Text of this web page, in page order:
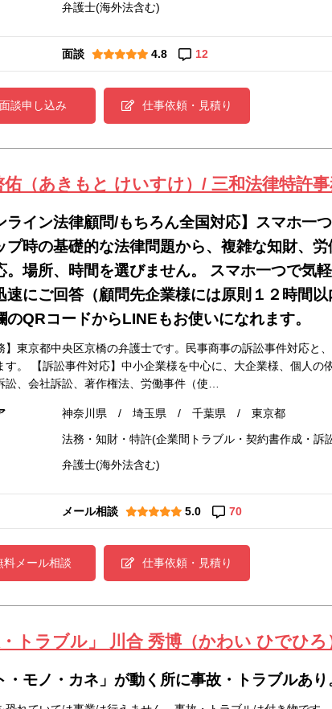
弁護士(海外法含む)
面談 4.8 12
面談申し込み 仕事依頼・見積り
佑（あきもと けいすけ）/ 三和法律特許
ライン法律顧問/もちろん全国対応】スマホ一
プ時の基礎的な法律問題から、複雑な知財、
。場所、時間を選びません。 スマホ一つで気
速にご回答（顧問先企業様には原則１２時間
のQRコードからLINEもお使いになれます。
】東京都中央区京橋の弁護士です。民事商事の訴訟事件対応と
す。 【訴訟事件対応】中小企業様を中心に、大企業様、個人の
訟、会社訴訟、著作権法、労働事件（使…
神奈川県 / 埼玉県 / 千葉県 / 東京都
法務・知財・特許(企業間トラブル・契約書作成・訴
弁護士(海外法含む)
メール相談 5.0 70
料メール相談 仕事依頼・見積り
・トラブル」 川合 秀博（かわい ひでひ
・モノ・カネ」が動く所に事故・トラブルあ